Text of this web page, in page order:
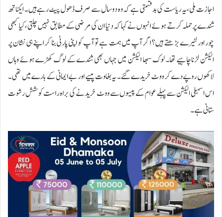
اجازت ملی، یہ ریاست کی بدقسمتی ہے کہ وہ دو سال سے صرف ڈھول پیٹ رہے ہیں۔ ایکناتھ
شندے پر حملہ کرتے ہوئے انہوں نے کہا کہ دنیا ان کی مرضی کے مطابق نہیں چلتی، کیا کبھی
چور اور لٹیرے بڑھتے ہیں؟ اگر آپ میں ہمت ہے تو آپ کو اپنی پارٹی بنا کر اپنے ہی نشان پر
الیکشن لڑنا چاہیے تھا۔ لوک سبھا الیکشن میں جہاں بھی شندے کے لوگ کھڑے ہوئے وہاں
لاکھوں روپے دے کر ووٹ خریدے گئے۔ یہ بغاوت پیسے اور بے ایمانی کے بارے میں تھی۔
اس اسمبلی الیکشن سے پہلے عوام کے پیسوں سے ووٹ خریدنے کی براہ راست کوشش رشوت
ستانی ہے۔